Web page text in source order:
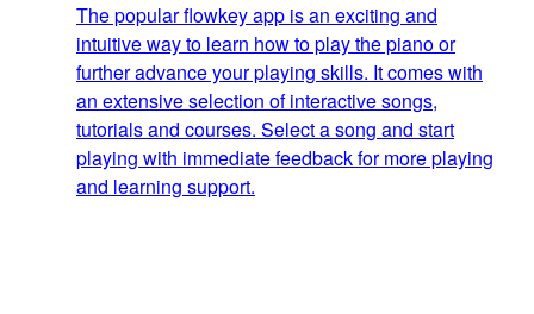
The popular flowkey app is an exciting and
intuitive way to learn how to play the piano or
further advance your playing skills. It comes with
an extensive selection of interactive songs,
tutorials and courses. Select a song and start
playing with immediate feedback for more playing
and learning support.